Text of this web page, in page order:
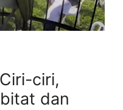
ciri,
dan